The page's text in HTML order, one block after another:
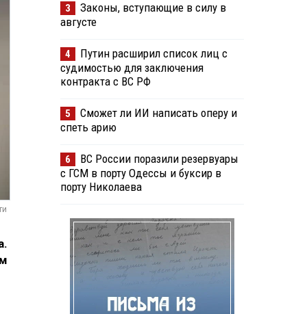
3
Законы, вступающие в силу в
августе
4
Путин расширил список лиц с
судимостью для заключения
контракта с ВС РФ
5
Сможет ли ИИ написать оперу и
спеть арию
6
ВС России поразили резервуары
с ГСМ в порту Одессы и буксир в
порту Николаева